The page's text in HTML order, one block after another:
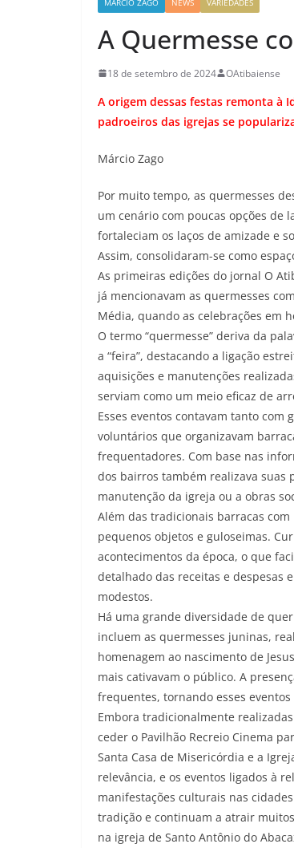
A Quermesse
18 de setembro de 2024 OAtibaiense
A origem dessas festas remonta à
padroeiros das igrejas se
Márcio Zago
Por muito tempo, as quermesses
um cenário com poucas opções de
fortaleciam os laços de amizade e
Assim, consolidaram-se como
As primeiras edições do jornal O
já mencionavam as quermesses
Média, quando as celebrações em
O termo “quermesse” deriva da
a “feira”, destacando a ligação
aquisições e manutenções
serviam como um meio eficaz de
Esses eventos contavam tanto com
voluntários que organizavam
frequentadores. Com base nas
dos bairros também realizava suas
manutenção da igreja ou a obras
Além das tradicionais barracas
pequenos objetos e guloseimas.
acontecimentos da época, o que
detalhado das receitas e despesas
modestos.
Há uma grande diversidade de
incluem as quermesses juninas,
homenagem ao nascimento de
mais cativavam o público. A
frequentes, tornando esses
Embora tradicionalmente
ceder o Pavilhão Recreio Cinema
Santa Casa de Misericórdia e a
relevância, e os eventos ligados à
manifestações culturais nas
tradição e continuam a atrair
na igreja de Santo Antônio do